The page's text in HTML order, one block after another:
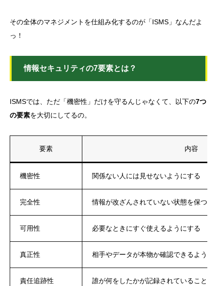
その全体のマネジメントを仕組み化するのが「ISMS」なんだよ
っ！
情報セキュリティの7要素とは？
ISMSでは、ただ「機密性」だけを守るんじゃなくて、以下の7つ
の要素を大切にしてるの。
要素 内容
機密性 関係ない人には見せないようにする
完全性 情報が改ざんされていない状態を保つ
可用性 必要なときにすぐ使えるようにする
真正性 相手やデータが本物か確認できるように
責任追跡性 誰が何をしたかが記録されていること